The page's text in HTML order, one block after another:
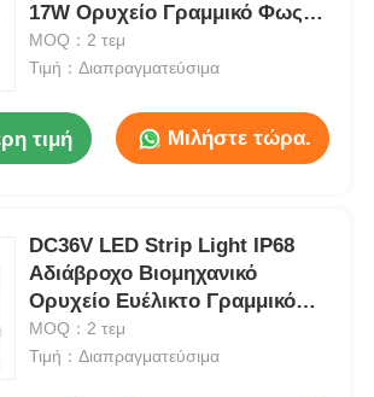
17W Ορυχείο Γραμμικό Φως
για το υπόγειο φωτισμό
σήραγγας 0414 σειρά
MOQ：2 τεμ
Τιμή：Διαπραγματεύσιμα
τιμή Μιλήστε τώρα.
DC36V LED Strip Light IP68
Αδιάβροχο Βιομηχανικό
Ορυχείο Ευέλικτο Γραμμικό
Φως Λευκό
MOQ：2 τεμ
Τιμή：Διαπραγματεύσιμα